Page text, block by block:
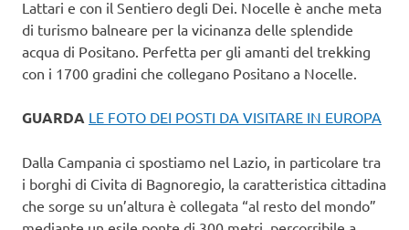
Lattari e con il Sentiero degli Dei. Nocelle è anche meta
di turismo balneare per la vicinanza delle splendide
acqua di Positano. Perfetta per gli amanti del trekking
con i 1700 gradini che collegano Positano a Nocelle.
GUARDA LE FOTO DEI POSTI DA VISITARE IN EUROPA
Dalla Campania ci spostiamo nel Lazio, in particolare tra
i borghi di Civita di Bagnoregio, la caratteristica cittadina
che sorge su un’altura è collegata “al resto del mondo”